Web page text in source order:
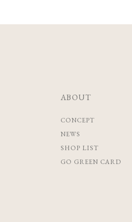
ABOUT
CONCEPT
NEWS
SHOP LIST
GO GREEN CARD